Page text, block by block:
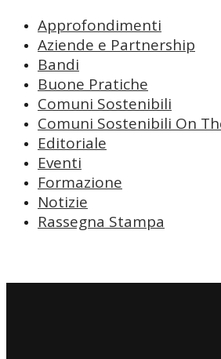
Approfondimenti
Aziende e Partnership
Bandi
Buone Pratiche
Comuni Sostenibili
Comuni Sostenibili On
Editoriale
Eventi
Formazione
Notizie
Rassegna Stampa